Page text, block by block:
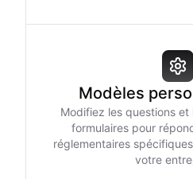
Modèles
Modifiez les questions
formulaires pour
réglementaires
votre